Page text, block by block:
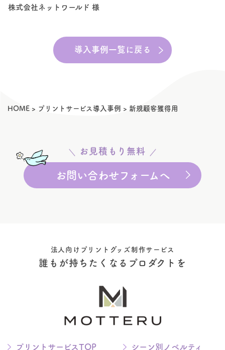
株式会社ネットワールド 様
導入事例一覧に戻る
HOME > プリントサービス導入事例 > 新規顧客獲得用
お見積もり無料
お問い合わせフォームへ
法人向けプリントグッズ制作サービス
誰もが持ちたくなるプロダクトを
プリントサービスTOP シーン別ノベルティ